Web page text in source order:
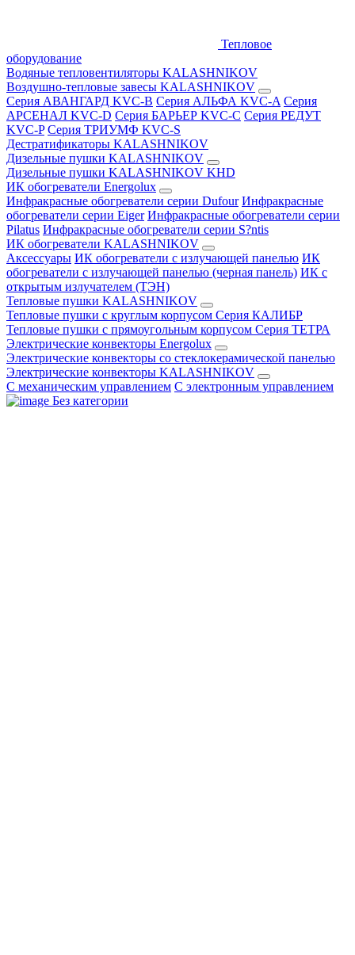
Тепловое
оборудование
Водяные тепловентиляторы KALASHNIKOV
Воздушно-тепловые завесы KALASHNIKOV
Серия АВАНГАРД KVC-B Серия АЛЬФА KVC-A Серия
АРСЕНАЛ KVC-D Серия БАРЬЕР KVC-C Серия РЕДУТ
KVC-P Серия ТРИУМФ KVC-S
Дестратификаторы KALASHNIKOV
Дизельные пушки KALASHNIKOV
Дизельные пушки KALASHNIKOV KHD
ИК обогреватели Energolux
Инфракрасные обогреватели серии Dufour Инфракрасные
обогреватели серии Eiger Инфракрасные обогреватели серии
Pilatus Инфракрасные обогреватели серии S?ntis
ИК обогреватели KALASHNIKOV
Аксессуары ИК обогреватели с излучающей панелью ИК
обогреватели с излучающей панелью (черная панель) ИК с
открытым излучателем (ТЭН)
Тепловые пушки KALASHNIKOV
Тепловые пушки с круглым корпусом Серия КАЛИБР
Тепловые пушки с прямоугольным корпусом Серия ТЕТРА
Электрические конвекторы Energolux
Электрические конвекторы со стеклокерамической панелью
Электрические конвекторы KALASHNIKOV
С механическим управлением С электронным управлением
Без категории